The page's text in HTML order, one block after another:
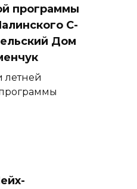
программы
С-
Дом
летней